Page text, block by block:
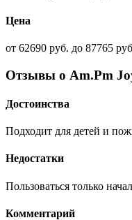
Цена
от 62690 руб. до 87765
Отзывы о Am.Pm
Достоинства
Подходит для детей и
Недостатки
Пользоваться только
Комментарий